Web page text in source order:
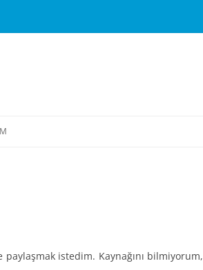
istedim. Kaynağını bilmiyorum,